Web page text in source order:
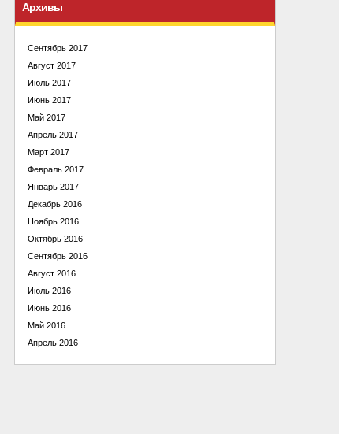
Архивы
Сентябрь 2017
Август 2017
Июль 2017
Июнь 2017
Май 2017
Апрель 2017
Март 2017
Февраль 2017
Январь 2017
Декабрь 2016
Ноябрь 2016
Октябрь 2016
Сентябрь 2016
Август 2016
Июль 2016
Июнь 2016
Май 2016
Апрель 2016